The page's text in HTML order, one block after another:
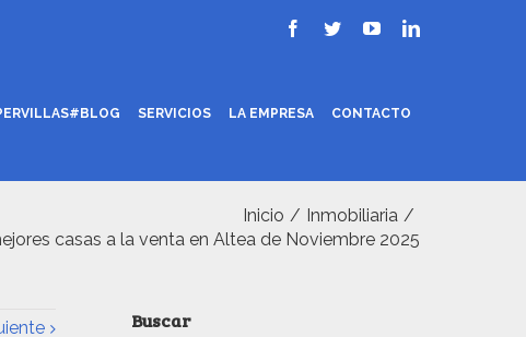
SERVICIOS LA EMPRESA CONTACTO
Inicio / Inmobiliaria /
casas a la venta en Altea de Noviembre 2025
Buscar